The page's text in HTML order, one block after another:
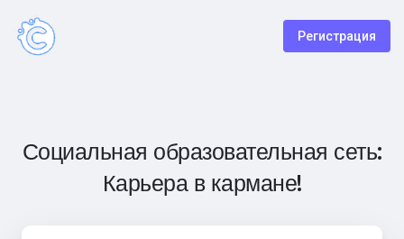
Регистрация
Социальная образовательная сеть:
Карьера в кармане!